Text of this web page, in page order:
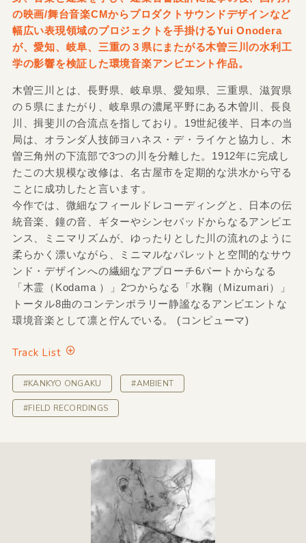
の映画/舞台音楽CMからプロダクトサウンドデザインなど
幅広い表現領域のプロジェクトを手掛けるYui Onodera
が、愛知、岐阜、三重の３県にまたがる木曽三川の水利工
学の影響を検証した環境音楽アンビエント作品。
木曽三川とは、長野県、岐阜県、愛知県、三重県、滋賀県
の５県にまたがり、岐阜県の濃尾平野にある木曽川、長良
川、揖斐川の合流点を指しており。19世紀後半、日本の当
局は、オランダ人技師ヨハネス・デ・ライケと協力し、木
曽三角州の下流部で3つの川を分離した。1912年に完成し
たこの大規模な改修は、名古屋市を定期的な洪水から守る
ことに成功したと言います。
今作では、微細なフィールドレコーディングと、日本の伝
統音楽、鐘の音、ギターやシンセパッドからなるアンビエ
ンス、ミニマリズムが、ゆったりとした川の流れのように
柔らかく漂いながら、ミニマルなパレットと空間的なサウ
ンド・デザインへの繊細なアプローチ6パートからなる
「木霊（Kodama ）」2つからなる「水鞠（Mizumari）」
トータル8曲のコンテンポラリー静謐なるアンビエントな
環境音楽として凛と佇んでいる。 (コンピューマ)
Track List
#KANKYO ONGAKU #AMBIENT
#FIELD RECORDINGS